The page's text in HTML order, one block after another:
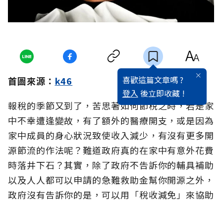
喜歡這篇文章嗎 ?
登入 後立即收藏 !
首圖來源： k46
報稅的季節又到了，苦思著如何節稅之時，若是家
中不幸遭逢變故，有了額外的醫療開支，或是因為
家中成員的身心狀況致使收入減少，有沒有更多開
源節流的作法呢？難道政府真的在家中有意外花費
時落井下石？其實，除了政府不告訴你的輔具補助
以及人人都可以申請的急難救助金幫你開源之外，
政府沒有告訴你的是，可以用「稅收減免」來協助